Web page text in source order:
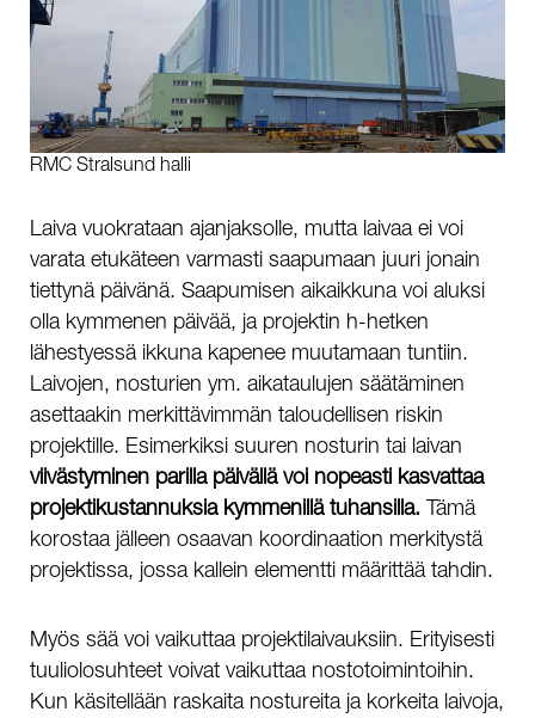
RMC Stralsund halli
Laiva vuokrataan ajanjaksolle, mutta laivaa ei voi
varata etukäteen varmasti saapumaan juuri jonain
tiettynä päivänä. Saapumisen aikaikkuna voi aluksi
olla kymmenen päivää, ja projektin h-hetken
lähestyessä ikkuna kapenee muutamaan tuntiin.
Laivojen, nosturien ym. aikataulujen säätäminen
asettaakin merkittävimmän taloudellisen riskin
projektille. Esimerkiksi suuren nosturin tai laivan
viivästyminen parilla päivällä voi nopeasti kasvattaa
projektikustannuksia kymmenillä tuhansilla. Tämä
korostaa jälleen osaavan koordinaation merkitystä
projektissa, jossa kallein elementti määrittää tahdin.
Myös sää voi vaikuttaa projektilaivauksiin. Erityisesti
tuuliolosuhteet voivat vaikuttaa nostotoimintoihin.
Kun käsitellään raskaita nostureita ja korkeita laivoja,